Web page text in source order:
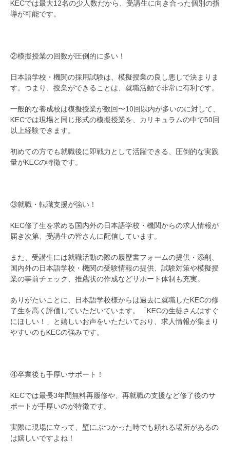
KECでは最大12名の少人数だから、受講生に向き合った個別の指
導が可能です。
②模擬授業の回数が圧倒的に多い！
日本語学校・機関の採用試験は、模擬授業の良し悪しで決まりま
す。つまり、授業ができることは、就職活動で非常に有利です。
一般的な養成校は模擬授業が数回〜10回以内が多いのに対して、
KECでは現場と同じ形式の模擬授業を、カリキュラムの中で50回
以上経験できます。
初めての方でも就職後に即戦力として活躍できる、圧倒的な実践
量がKECの特徴です。
③就職・転職支援が強い！
KEC修了生を求める国内外の日本語学校・機関からの求人情報が
届き次第、受講生の皆さんに配信しています。
また、受講生には就職活動の際の履歴書フォームの提供・添削、
国内外の日本語学校・機関の受験情報の提供、試験対策や模擬授
業の事前チェック、推薦状の作成などサポート体制も充実。
ありがたいことに、日本語学校様からは過去に就職したKECの修
了生を高く評価していただいています。「KECの生徒さんはすぐ
にほしい！」と嬉しいお声をいただいており、求人情報が集まり
やすいのもKECの強みです。
④卒業後も手厚いサポート！
KECでは最長3年間無料再履修や、再就職の支援など修了後のサ
ポートが手厚いのが特徴です。
実際に現場に立って、壁にぶつかった時でも頼れる場所があるの
は嬉しいですよね！